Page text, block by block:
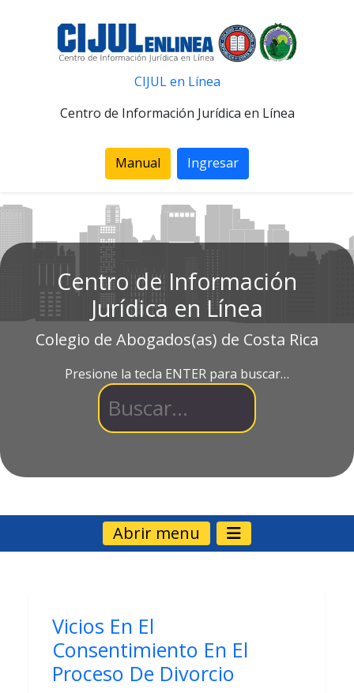
CIJUL en Línea
Centro de Información Jurídica en Línea
Manual Ingresar
Centro de Información
Jurídica en Línea
Colegio de Abogados(as) de Costa Rica
Presione la tecla ENTER para buscar…
Abrir menu
Vicios En El
Consentimiento En El
Proceso De Divorcio